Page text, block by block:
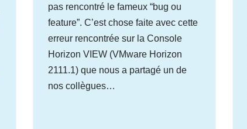
pas rencontré le fameux “bug ou
feature”. C’est chose faite avec cette
erreur rencontrée sur la Console
Horizon VIEW (VMware Horizon
2111.1) que nous a partagé un de
nos collègues…